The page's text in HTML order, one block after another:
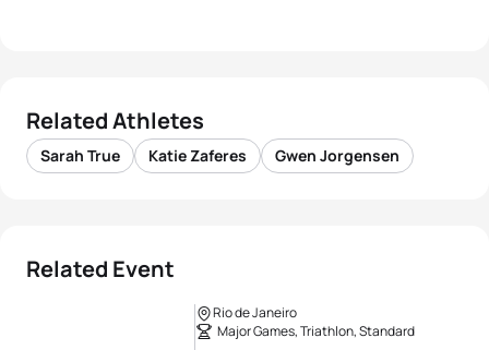
Related Athletes
Sarah True Katie Zaferes Gwen Jorgensen
Related Event
Rio de Janeiro
Major Games, Triathlon, Standard